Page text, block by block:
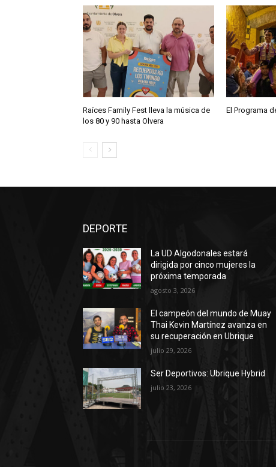
Raíces Family Fest lleva la música de
los 80 y 90 hasta Olvera
El Programa
DEPORTE
La UD Algodonales estará
dirigida por cinco mujeres la
próxima temporada
agosto 3, 2026
El campeón del mundo de Muay
Thai Kevin Martínez avanza en
su recuperación en Ubrique
julio 29, 2026
Ser Deportivos: Ubrique Hybrid
julio 23, 2026